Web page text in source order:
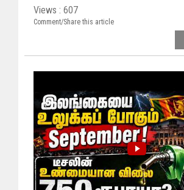
Views : 607
Comment/Share this article